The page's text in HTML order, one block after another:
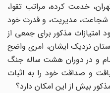
خدمت کرده، مراتب تقوا،
مدیریت، و قدرت خود
امتیازات مذکور برای جمعی از
نزدیک ایشان، امری واضح
و در دوران هشت‌ ساله‌ جنگ
و صداقت خود را به اثبات
بیش از این امکان دارد؟